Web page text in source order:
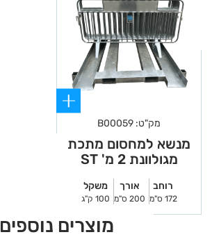
מק"ט: B00059
מנשא למחסום מתכת
מגולוונת 2 מ' ST
רוחב
172 ס"מ
אורך
200 ס"מ
משקל
100 ק"ג
מוצרים נוספים